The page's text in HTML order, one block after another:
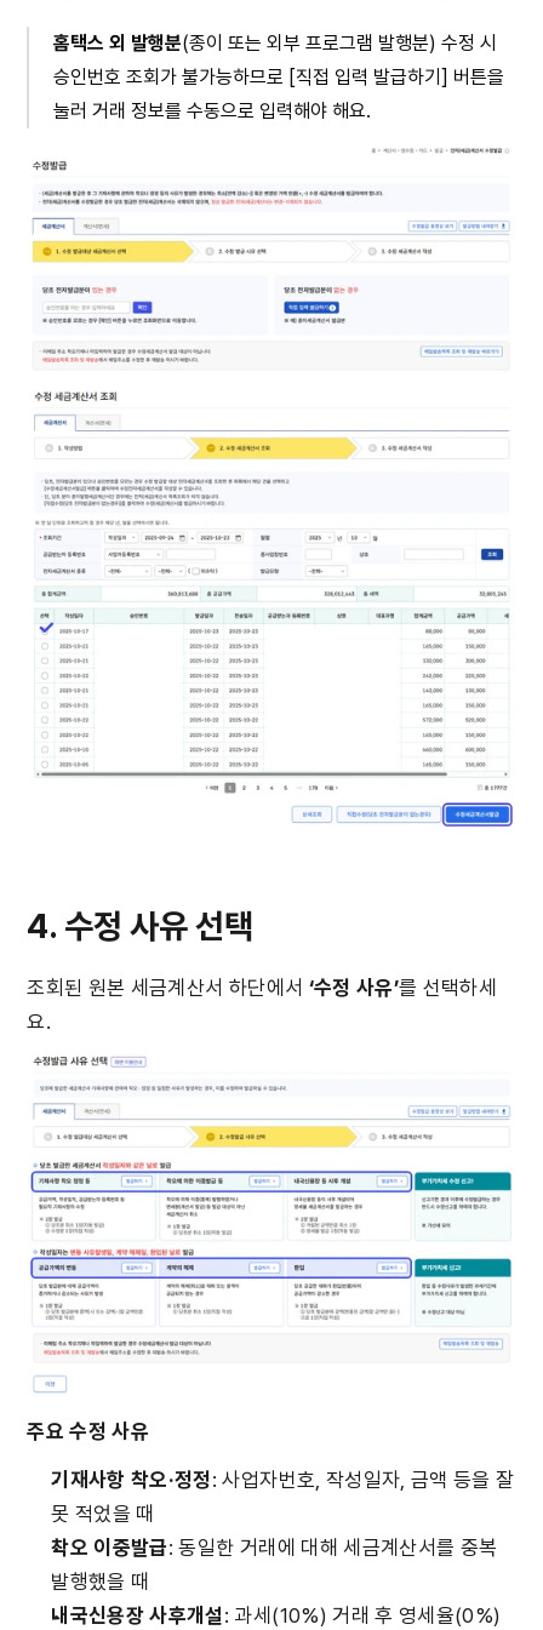
홈택스 외 발행분(종이 또는 외부 프로그램 발행분) 수정 시
승인번호 조회가 불가능하므로 [직접 입력 발급하기] 버튼을
눌러 거래 정보를 수동으로 입력해야 해요.
4. 수정 사유 선택
조회된 원본 세금계산서 하단에서 ‘수정 사유’를 선택하세
요.
주요 수정 사유
기재사항 착오·정정: 사업자번호, 작성일자, 금액 등을 잘
못 적었을 때
착오 이중발급: 동일한 거래에 대해 세금계산서를 중복
발행했을 때
내국신용장 사후개설 : 과세(10%) 거래 후 영세율(0%)